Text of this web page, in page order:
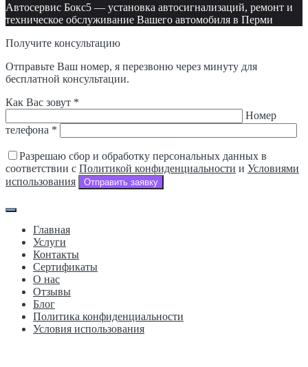
Автосервис Бокс5 — установка автосигнализаций, ремонт и
техническое обслуживание Вашего автомобиля в Перми
Получите консультацию
Отправьте Ваш номер, я перезвоню через минуту для
бесплатной консультации.
Как Вас зовут *
Номер
телефона *
Разрешаю сбор и обработку персональных данных в
соответствии с Политикой конфиденциальности и Условиями
использования
Отправить заявку
Главная
Услуги
Контакты
Сертификаты
О нас
Отзывы
Блог
Политика конфиденциальности
Условия использования